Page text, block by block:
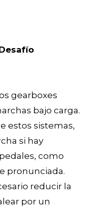
gearboxes
bajo carga.
estos sistemas,
si hay
como
pronunciada.
reducir la
por un